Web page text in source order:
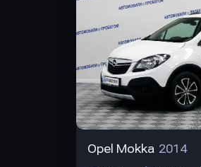
Opel Mokka 2014